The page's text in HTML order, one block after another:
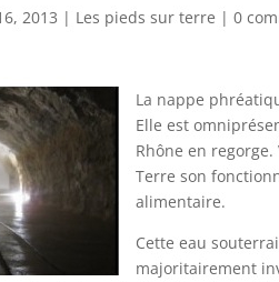
2013 | Les pieds sur terre | 0
La nappe
Elle est
Rhône en
Terre son
alimentaire.
Cette eau
majoritairement